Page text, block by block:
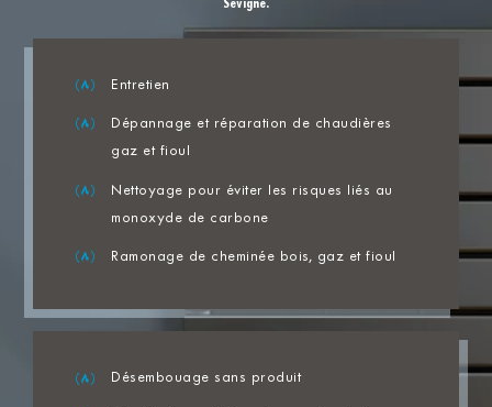
Sévigné.
Entretien
Dépannage et réparation de chaudières
gaz et fioul
Nettoyage pour éviter les risques liés au
monoxyde de carbone
Ramonage de cheminée bois, gaz et fioul
Désembouage sans produit